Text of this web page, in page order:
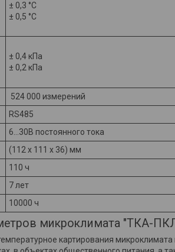
± 0,3 °С
± 0,5 °С
± 0,4 кПа
± 0,2 кПа
524 000 измерений
RS485
6...30В постоянного тока
(112 х 111 х 36) мм
110 ч
7 лет
10000 ч
микроклимата "ТКА-
картирования